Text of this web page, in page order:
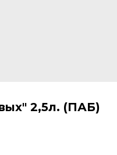
2,5л. (ПАБ)